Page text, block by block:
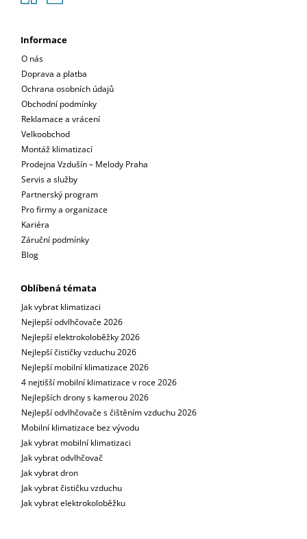
Informace
O nás
Doprava a platba
Ochrana osobních údajů
Obchodní podmínky
Reklamace a vrácení
Velkoobchod
Montáž klimatizací
Prodejna Vzdušín – Melody Praha
Servis a služby
Partnerský program
Pro firmy a organizace
Kariéra
Záruční podmínky
Blog
Oblíbená témata
Jak vybrat klimatizaci
Nejlepší odvlhčovače 2026
Nejlepší elektrokoloběžky 2026
Nejlepší čističky vzduchu 2026
Nejlepší mobilní klimatizace 2026
4 nejtišší mobilní klimatizace v roce 2026
Nejlepších drony s kamerou 2026
Nejlepší odvlhčovače s čištěním vzduchu 2026
Mobilní klimatizace bez vývodu
Jak vybrat mobilní klimatizaci
Jak vybrat odvlhčovač
Jak vybrat dron
Jak vybrat čističku vzduchu
Jak vybrat elektrokoloběžku